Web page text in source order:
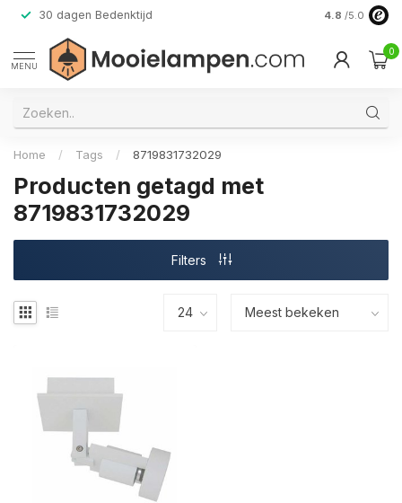
30 dagen Bedenktijd Verzending
4.8 /5.0
MENU
0
Home / Tags / 8719831732029
Producten getagd met
8719831732029
Filters